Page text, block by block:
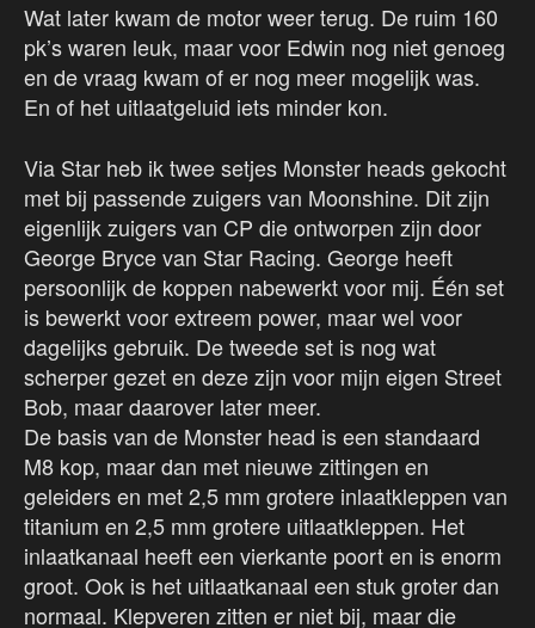
Wat later kwam de motor weer terug. De ruim 160
pk’s waren leuk, maar voor Edwin nog niet genoeg
en de vraag kwam of er nog meer mogelijk was.
En of het uitlaatgeluid iets minder kon.
Via Star heb ik twee setjes Monster heads gekocht
met bij passende zuigers van Moonshine. Dit zijn
eigenlijk zuigers van CP die ontworpen zijn door
George Bryce van Star Racing. George heeft
persoonlijk de koppen nabewerkt voor mij. Één set
is bewerkt voor extreem power, maar wel voor
dagelijks gebruik. De tweede set is nog wat
scherper gezet en deze zijn voor mijn eigen Street
Bob, maar daarover later meer.
De basis van de Monster head is een standaard
M8 kop, maar dan met nieuwe zittingen en
geleiders en met 2,5 mm grotere inlaatkleppen van
titanium en 2,5 mm grotere uitlaatkleppen. Het
inlaatkanaal heeft een vierkante poort en is enorm
groot. Ook is het uitlaatkanaal een stuk groter dan
normaal. Klepveren zitten er niet bij, maar die